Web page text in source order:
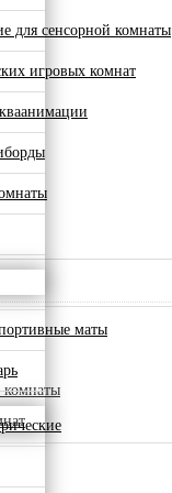
для сенсорной комнаты
игровых комнат
маты
комнаты